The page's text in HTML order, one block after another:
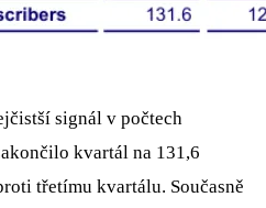
signál v počtech
kvartál na 131,6
třetímu kvartálu. Současně